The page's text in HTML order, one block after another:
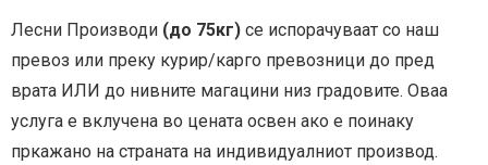
Лесни Производи (до 75кг) се испорачуваат со наш
превоз или преку курир/карго превозници до пред
врата ИЛИ до нивните магацини низ градовите. Оваа
услуга е вклучена во цената освен ако е поинаку
пркажано на страната на индивидуалниот производ.